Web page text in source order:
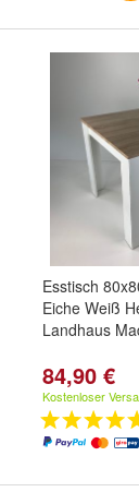
Esstisch
Eiche Weiß
Landhaus
84,90 €
Kostenloser